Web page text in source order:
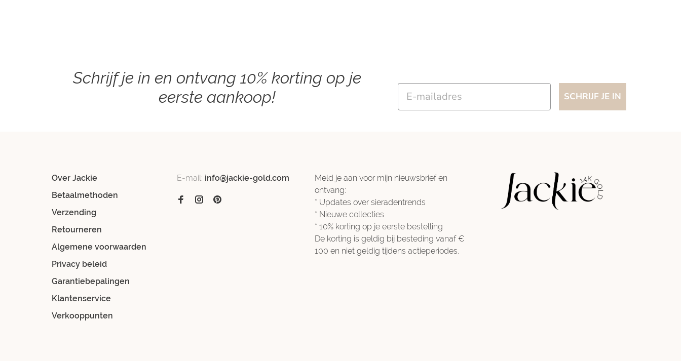
Schrijf je in en ontvang 10% korting op je
eerste aankoop!
Email
SCHRIJF JE IN
Over Jackie
Betaalmethoden
Verzending
Retourneren
Algemene voorwaarden
Privacy beleid
Garantiebepalingen
Klantenservice
Verkooppunten
E-mail: info@jackie-gold.com
Meld je aan voor mijn nieuwsbrief en
ontvang:
* Updates over sieradentrends
* Nieuwe collecties
* 10% korting op je eerste bestelling
De korting is geldig bij besteding vanaf €
100 en niet geldig tijdens actieperiodes.